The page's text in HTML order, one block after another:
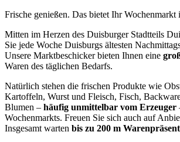
Frische genießen. Das bietet Ihr Wochenmarkt
Mitten im Herzen des Duisburger Stadtteils
Sie jede Woche Duisburgs ältesten
Unsere Marktbeschicker bieten Ihnen eine
Waren des täglichen Bedarfs.
Natürlich stehen die frischen Produkte wie
Kartoffeln, Wurst und Fleisch, Fisch,
Blumen – häufig unmittelbar vom Erzeuger
Wochenmarkts. Freuen Sie sich auch auf
Insgesamt warten bis zu 200 m